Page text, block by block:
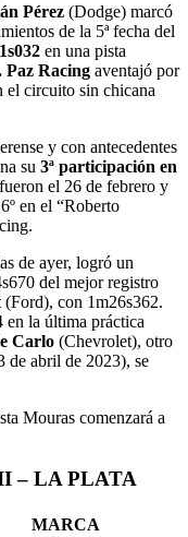
Pérez (Dodge) marcó
de la 5ª fecha del
en una pista
Paz Racing aventajó por
el circuito sin chicana
y con antecedentes
su 3ª participación en
el 26 de febrero y
en el “Roberto
de ayer, logró un
del mejor registro
(Ford), con 1m26s362.
en la última práctica
Carlo (Chevrolet), otro
de abril de 2023), se
Mouras comenzará a
– LA PLATA
MARCA